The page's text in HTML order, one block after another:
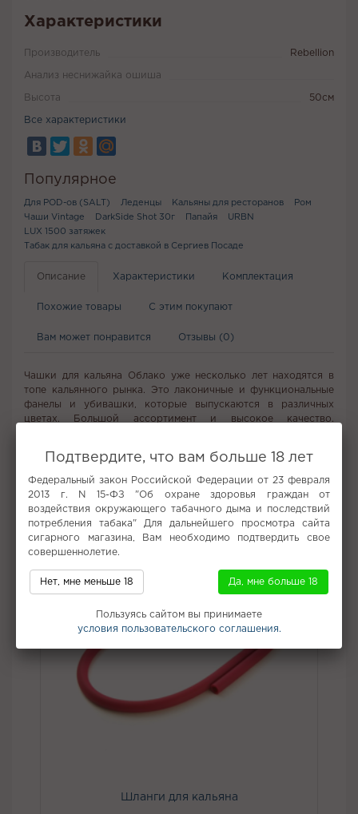
Характеристики
Производитель Rebellion
Анализ неснижайка ошиша
Высота 50см
Все характеристики
Популярное
Для POD-ов (SALT) Леденцы Кальяны для ресторанов
Ром
Чаши Vintage
DarkSide Shot 30г Папайя
URBN
LUX 1500 затяжек
Табак для кальяна с доставкой в Сергиев Посаде
Описание Характеристики Комплектация
Похожие товары С этим покупают
Вам может понравится Отзывы (0)
Чашки для кальяна Облако уже несколько лет находятся в
топе кальянного рынка. Это лаконичные и функциональные
фанелы и убивашки, которые выпускаются в различных
цветах. Большой ассортимент и высокое качество.
Не забудьте купить
Шланги для кальяна
Подтвердите, что вам больше 18 лет
Федеральный закон Российской Федерации от 23 февраля
2013 г. N 15-ФЗ "Об охране здоровья граждан от
воздействия окружающего табачного дыма и последствий
потребления табака" Для дальнейшего просмотра сайта
сигарного магазина, Вам необходимо подтвердить свое
совершеннолетие.
Нет, мне меньше 18 Да, мне больше 18
Пользуясь сайтом вы принимаете
условия пользовательского соглашения.